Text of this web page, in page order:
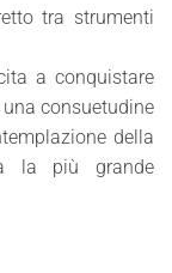
tra strumenti
a conquistare
consuetudine
della
la più grande